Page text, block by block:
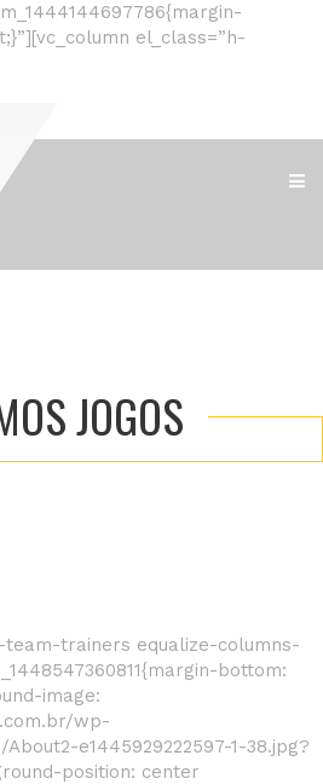
el_class=”h-
JOGOS
team-trainers equalize-columns-
bottom:
image:
wp-
e1445929222597-1-38.jpg?
position: center